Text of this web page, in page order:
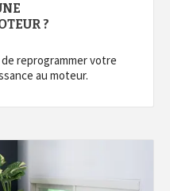
?
reprogrammer votre
au moteur.